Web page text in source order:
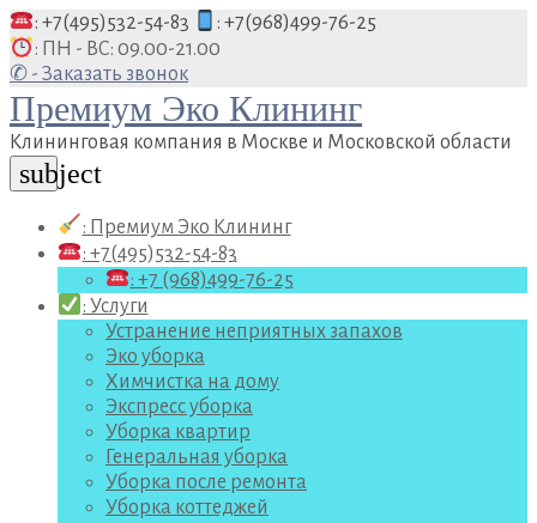
Перейти
к
содержанию
: +7(495)532-54-83
: +7(968)499-76-25
: ПН - ВС: 09.00-21.00
✆ - Заказать звонок
Премиум Эко Клининг
Клининговая компания в Москве и Московской области
subject
: Премиум Эко Клининг
: +7(495)532-54-83
: +7 (968)499-76-25
: Услуги
Устранение неприятных запахов
Эко уборка
Химчистка на дому
Экспресс уборка
Уборка квартир
Генеральная уборка
Уборка после ремонта
Уборка коттеджей